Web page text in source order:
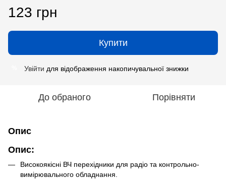
123 грн
Купити
Увійти для відображення накопичувальної знижки
До обраного Порівняти
Опис
Опис:
Високоякісні ВЧ перехідники для радіо та контрольно-
вимірювального обладнання.